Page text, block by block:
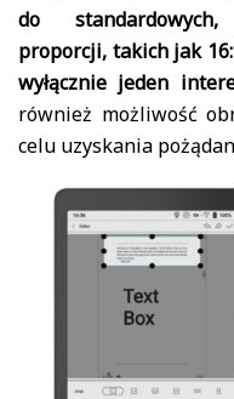
do
proporcji, takich jak
wyłącznie jeden
również możliwość
celu uzyskania